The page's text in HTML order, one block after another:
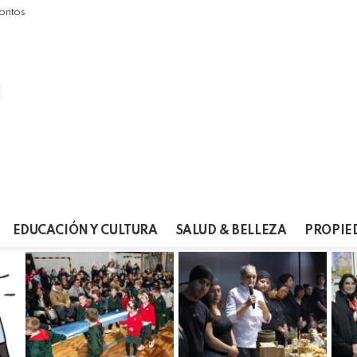
EDUCACIÓN Y CULTURA SALUD & BELLEZA